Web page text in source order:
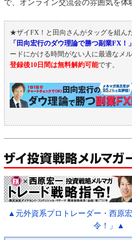
で、オンライン交流会の雰囲気を体
★ザイFX！と田向さんがタッグを組ん
「田向宏行のダウ理論で勝つ副業FX！」
ードにかける時間がない人に最適なメ
登録後10日間は無料解約可能です。
▲元外資系プロトレーダー・西原
令！」▲